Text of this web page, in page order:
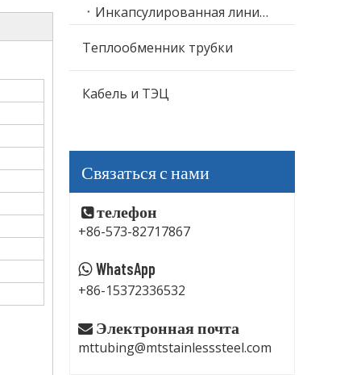
Инкапсулированная линия управления Santoprene TPV
Теплообменник трубки
Кабель и ТЭЦ
Связаться с нами
 телефон
+86-573-82717867
 WhatsApp
+86-15372336532
 Электронная почта
mttubing@mtstainlesssteel.com